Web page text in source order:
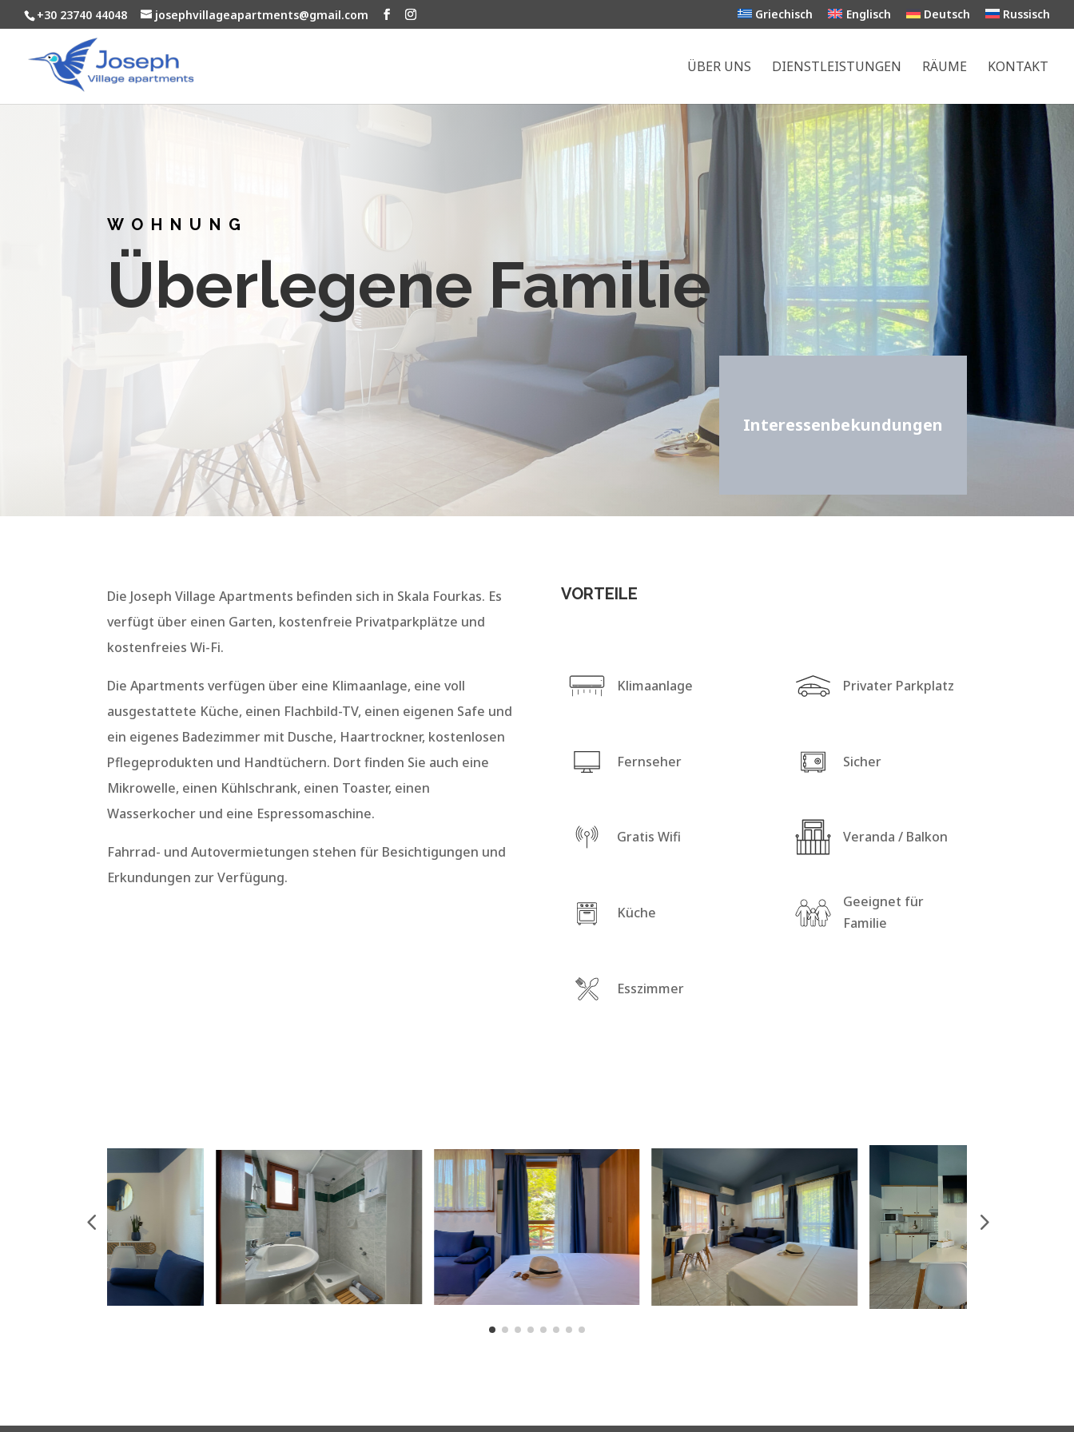
+30 23740 44048 josephvillageapartments@gmail.com Griechisch Englisch Deutsch Russisch
ÜBER UNS DIENSTLEISTUNGEN RÄUME KONTAKT
WOHNUNG
Überlegene Familie
Interessenbekundungen
Die Joseph Village Apartments befinden sich in Skala Fourkas. Es
verfügt über einen Garten, kostenfreie Privatparkplätze und
kostenfreies Wi-Fi.
Die Apartments verfügen über eine Klimaanlage, eine voll
ausgestattete Küche, einen Flachbild-TV, einen eigenen Safe und
ein eigenes Badezimmer mit Dusche, Haartrockner, kostenlosen
Pflegeprodukten und Handtüchern. Dort finden Sie auch eine
Mikrowelle, einen Kühlschrank, einen Toaster, einen
Wasserkocher und eine Espressomaschine.
Fahrrad- und Autovermietungen stehen für Besichtigungen und
Erkundungen zur Verfügung.
VORTEILE
Klimaanlage
Fernseher
Gratis Wifi
Küche
Esszimmer
Privater Parkplatz
Sicher
Veranda / Balkon
Geeignet für
Familie